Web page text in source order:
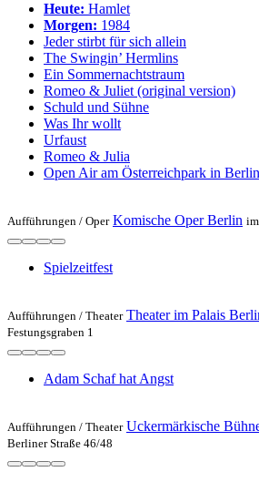
Heute: Hamlet
Morgen: 1984
Jeder stirbt für sich allein
The Swingin’ Hermlins
Ein Sommernachtstraum
Romeo & Juliet (original version)
Schuld und Sühne
Was Ihr wollt
Urfaust
Romeo & Julia
Open Air am Österreichpark in
Aufführungen / Oper Komische Oper Berlin
Spielzeit­fest
Aufführungen / Theater Theater im Palais
Festungsgraben 1
Adam Schaf hat Angst
Aufführungen / Theater Uckermärkische
Berliner Straße 46/48